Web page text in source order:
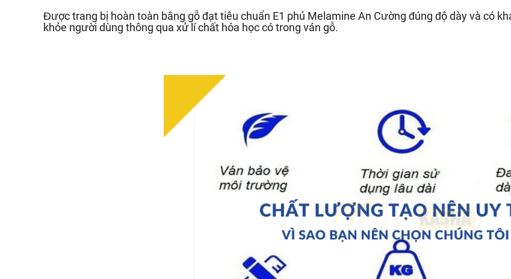
Được trang bị hoàn toàn bằng gỗ đạt tiêu chuẩn E1 phủ Melamine An Cường đúng độ dày và có
khỏe người dùng thông qua xử lí chất hóa học có trong ván gỗ.